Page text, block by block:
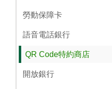
勞動保障卡
語音電話銀行
QR Code特約商店
開放銀行